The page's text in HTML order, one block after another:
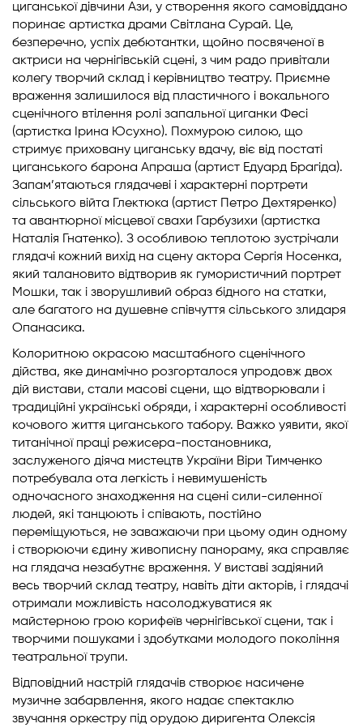
циганської дівчини Ази, у створення якого самовіддано
поринає артистка драми Світлана Сурай. Це,
безперечно, успіх дебютантки, щойно посвяченої в
актриси на чернігівській сцені, з чим радо привітали
колегу творчий склад і керівництво театру. Приємне
враження залишилося від пластичного і вокального
сценічного втілення ролі запальної циганки Фесі
(артистка Ірина Юсухно). Похмурою силою, що
стримує приховану циганську вдачу, віє від постаті
циганського барона Апраша (артист Едуард Брагіда).
Запам’ятаються глядачеві і характерні портрети
сільського війта Глектюка (артист Петро Дехтяренко)
та авантюрної місцевої свахи Гарбузихи (артистка
Наталія Гнатенко). З особливою теплотою зустрічали
глядачі кожний вихід на сцену актора Сергія Носенка,
який талановито відтворив як гумористичний портрет
Мошки, так і зворушливий образ бідного на статки,
але багатого на душевне співчуття сільського злидаря
Опанасика.
Колоритною окрасою масштабного сценічного
дійства, яке динамічно розгорталося упродовж двох
дій вистави, стали масові сцени, що відтворювали і
традиційні українські обряди, і характерні особливості
кочового життя циганського табору. Важко уявити, якої
титанічної праці режисера-постановника,
заслуженого діяча мистецтв України Віри Тимченко
потребувала ота легкість і невимушеність
одночасного знаходження на сцені сили-силенної
людей, які танцюють і співають, постійно
переміщуються, не заважаючи при цьому один одному
і створюючи єдину живописну панораму, яка справляє
на глядача незабутнє враження. У виставі задіяний
весь творчий склад театру, навіть діти акторів, і глядачі
отримали можливість насолоджуватися як
майстерною грою корифеїв чернігівської сцени, так і
творчими пошуками і здобутками молодого покоління
театральної трупи.
Відповідний настрій глядачів створює насичене
музичне забарвлення, якого надає спектаклю
звучання оркестру під орудою диригента Олексія